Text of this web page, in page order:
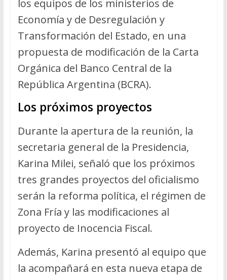
los equipos de los ministerios de
Economía y de Desregulación y
Transformación del Estado, en una
propuesta de modificación de la Carta
Orgánica del Banco Central de la
República Argentina (BCRA).
Los próximos proyectos
Durante la apertura de la reunión, la
secretaria general de la Presidencia,
Karina Milei, señaló que los próximos
tres grandes proyectos del oficialismo
serán la reforma política, el régimen de
Zona Fría y las modificaciones al
proyecto de Inocencia Fiscal.
Además, Karina presentó al equipo que
la acompañará en esta nueva etapa de